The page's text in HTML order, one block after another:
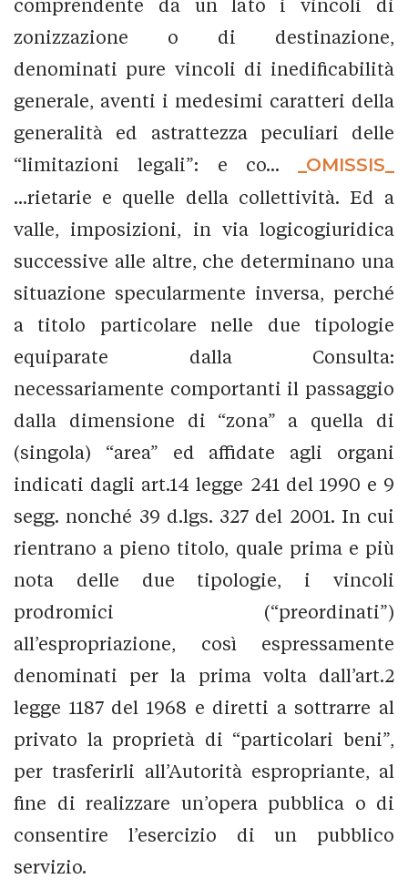
comprendente da un lato i vincoli di
zonizzazione o di destinazione,
denominati pure vincoli di inedificabilità
generale, aventi i medesimi caratteri della
generalità ed astrattezza peculiari delle
“limitazioni legali”: e co...
_OMISSIS_
...rietarie e quelle della collettività. Ed a
valle, imposizioni, in via logicogiuridica
successive alle altre, che determinano una
situazione specularmente inversa, perché
a titolo particolare nelle due tipologie
equiparate dalla Consulta:
necessariamente comportanti il passaggio
dalla dimensione di “zona” a quella di
(singola) “area” ed affidate agli organi
indicati dagli art.14 legge 241 del 1990 e 9
segg. nonché 39 d.lgs. 327 del 2001. In cui
rientrano a pieno titolo, quale prima e più
nota delle due tipologie, i vincoli
prodromici (“preordinati”)
all’espropriazione, così espressamente
denominati per la prima volta dall’art.2
legge 1187 del 1968 e diretti a sottrarre al
privato la proprietà di “particolari beni”,
per trasferirli all’Autorità espropriante, al
fine di realizzare un’opera pubblica o di
consentire l’esercizio di un pubblico
servizio.